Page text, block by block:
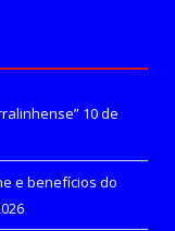
10 de
e benefícios do